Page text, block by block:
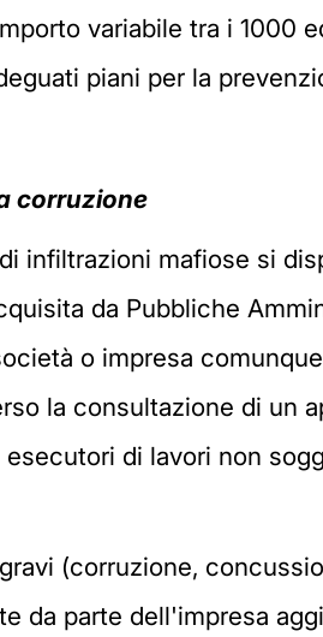
variabile tra i 1000
piani per la
corruzione
infiltrazioni mafiose si
da Pubbliche
o impresa
la consultazione di un
di lavori non
(corruzione,
da parte dell'impresa